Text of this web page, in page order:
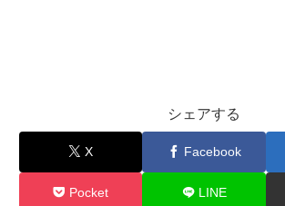
シェアする
X Facebook
Pocket LINE